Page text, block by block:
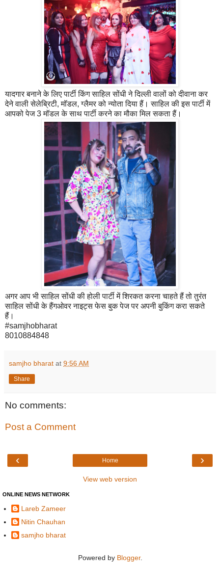
यादगार बनाने के लिए पार्टी किंग साहिल सोंधी ने दिल्ली वालों को दीवाना कर
देने वाली सेलेब्रिटी, मॉडल, ग्लैमर को न्योता दिया हैं। साहिल की इस पार्टी में
आपको पेज 3 मॉडल के साथ पार्टी करने का मौका मिल सकता हैं।
अगर आप भी साहिल सोंधी की होली पार्टी में शिरकत करना चाहते हैं तो तुरंत
साहिल सोंधी के हैंगओवर नाइट्स फेस बुक पेज पर अपनी बुकिंग करा सकते
हैं।
#samjhobharat
8010884848
samjho bharat at 9:56 AM
Share
No comments:
Post a Comment
‹ ›
Home
View web version
ONLINE NEWS NETWORK
Lareb Zameer
Nitin Chauhan
samjho bharat
Powered by Blogger.